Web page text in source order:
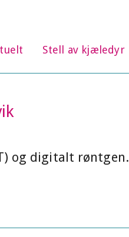
Stell av kjæledyr
og digitalt røntgen.